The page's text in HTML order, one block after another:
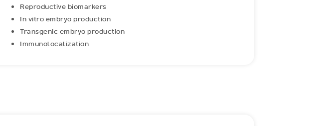
Reproductive biomarkers
In vitro embryo production
Transgenic embryo production
Immunolocalization